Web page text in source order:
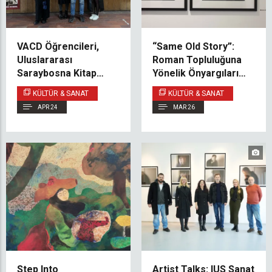
VACD Öğrencileri,
Uluslararası
Saraybosna Kitap
Fuarı’nda Skenderija
Sergisini Tanıttı
KÜLTÜR & SANAT
APR 24
“Same Old Story”:
Roman Topluluğuna
Yönelik Önyargıları
Sorgulayan
Multimedya Sergisi
KÜLTÜR & SANAT
MAR 26
Step Into
Artist Talks: IUS Sanat